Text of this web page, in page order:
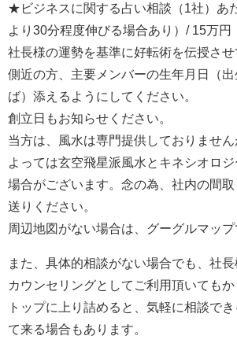
★ビジネスに関する占い相談（1社）あ
より30分程度伸びる場合あり）/ 15万円
社長様の運勢を基準に好転術を伝授させ
側近の方、主要メンバーの生年月日（出
ば）添えるようにしてください。
創立日もお知らせください。
当方は、風水は専門提供しておりませ
よっては玄空飛星派風水とキネシオロ
場合がございます。念の為、社内の間
送りください。
周辺地図がない場合は、グーグルマップ
また、具体的相談がない場合でも、社長
カウンセリングとしてご利用頂いてもか
トップに上り詰めると、気軽に相談で
て来る場合もあります。